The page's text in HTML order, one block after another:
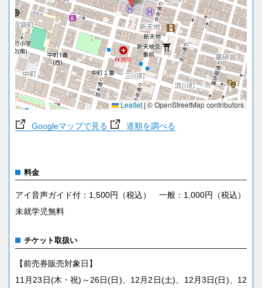
Leaflet| © OpenStreetMap contributors
Googleマップで見る 道順を調べる
料金
アイ音声ガイド付：1,500円（税込） 一般：1,000円（税込）
未就学児無料
チケット取扱い
【前売券販売対象日】
11月23日(木・祝)～26日(日)、12月2日(土)、12月3日(日)、12